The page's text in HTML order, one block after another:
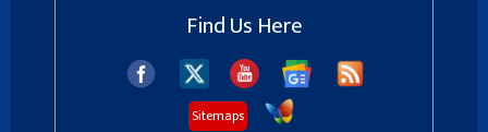
Find Us Here
Sitemaps